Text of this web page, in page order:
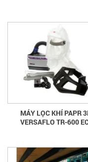
MÁY LỌC KHÍ PAPR
VERSAFLO TR-600